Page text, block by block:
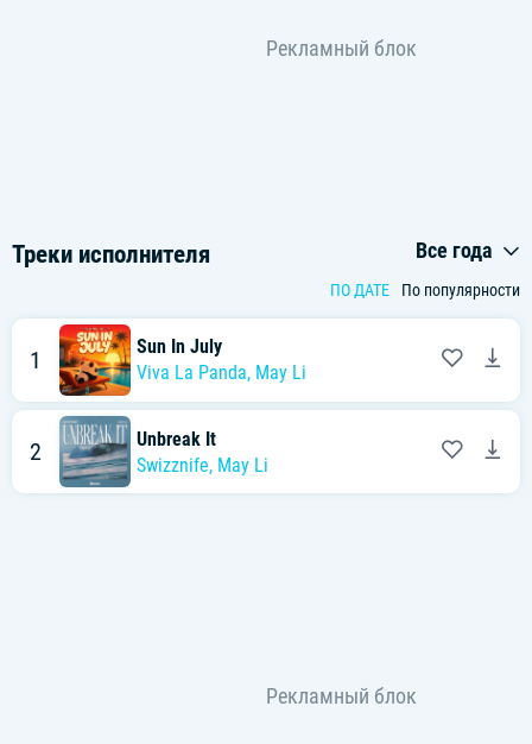
Треки исполнителя Все года
ПО ДАТЕ По популярности
1
Sun In July
Viva La Panda, May Li
2
Unbreak It
Swizznife, May Li